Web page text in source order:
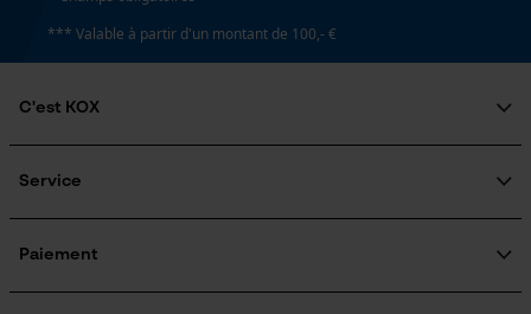
*** Valable à partir d'un montant de 100,- €
C'est KOX
Engagement social
Inscription à la newsletter
Service
KOX Catalogue
Paiement